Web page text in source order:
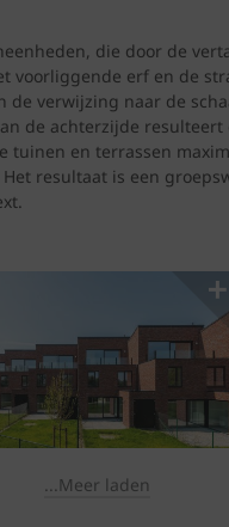
die door de
voorliggende erf en de
verwijzing naar de
de achterzijde
tuinen en terrassen
resultaat is een
...Meer laden